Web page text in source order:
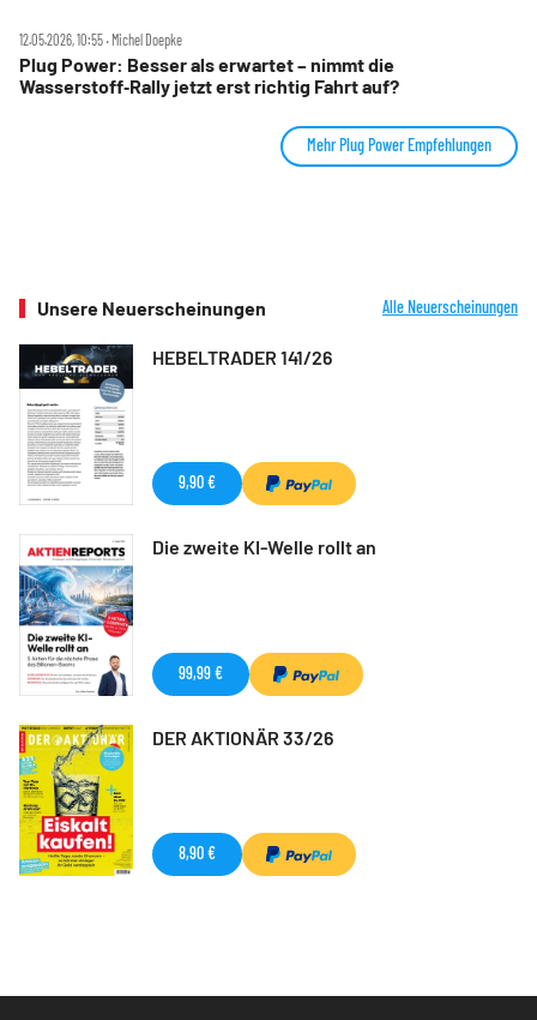
12.05.2026, 10:55 ‧ Michel Doepke
Plug Power: Besser als erwartet – nimmt die
Wasserstoff‑Rally jetzt erst richtig Fahrt auf?
Mehr Plug Power Empfehlungen
Unsere Neuerscheinungen Alle Neuerscheinungen
HEBELTRADER 141/26
9,90 €
Die zweite KI-Welle rollt an
99,99 €
DER AKTIONÄR 33/26
8,90 €